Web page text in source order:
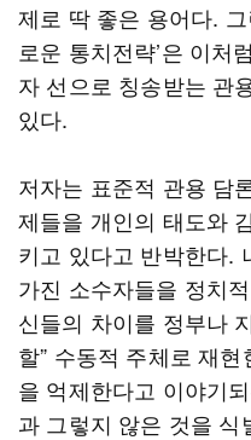
제로 딱 좋은 용어다.
로운 통치전략’은 이처
자 선으로 칭송받는 관
있다.
저자는 표준적 관용 담
제들을 개인의 태도와
키고 있다고 반박한다.
가진 소수자들을 정치
신들의 차이를 정부나
할” 수동적 주체로 재
을 억제한다고 이야기
과 그렇지 않은 것을 식